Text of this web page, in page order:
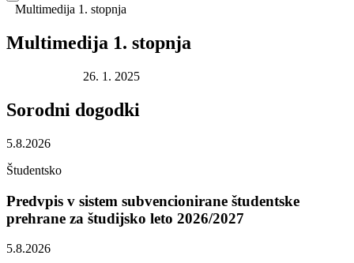
Multimedija 1. stopnja
Multimedija 1. stopnja
26. 1. 2025
Sorodni dogodki
5.8.2026
Študentsko
Predvpis v sistem subvencionirane študentske
prehrane za študijsko leto 2026/2027
5.8.2026